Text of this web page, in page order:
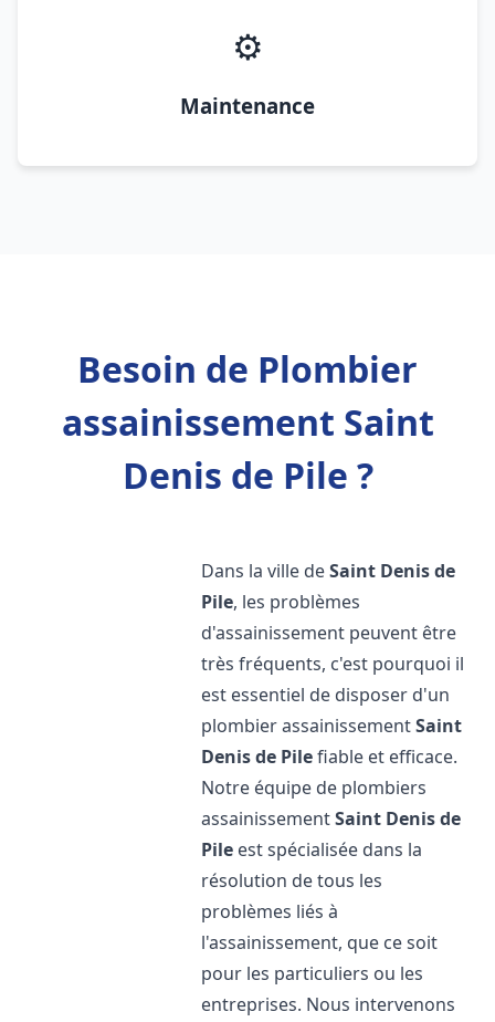
⚙️
Maintenance
Besoin de Plombier
assainissement Saint
Denis de Pile ?
Dans la ville deSaint Denis de
Pile, les problèmes
d'assainissement peuvent être
très fréquents, c'est pourquoi il
est essentiel de disposer d'un
plombier assainissementSaint
Denis de Pilefiable et efficace.
Notre équipe de plombiers
assainissementSaint Denis de
Pile est spécialisée dans la
résolution de tous les
problèmes liés à
l'assainissement, que ce soit
pour les particuliers ou les
entreprises. Nous intervenons